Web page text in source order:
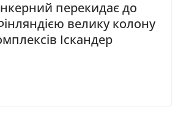
перекидає до
велику колону
Іскандер